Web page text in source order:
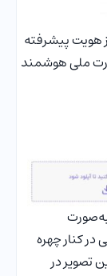
هویت پیشرفته
ملی هوشمند
کنار چهره
تصویر در